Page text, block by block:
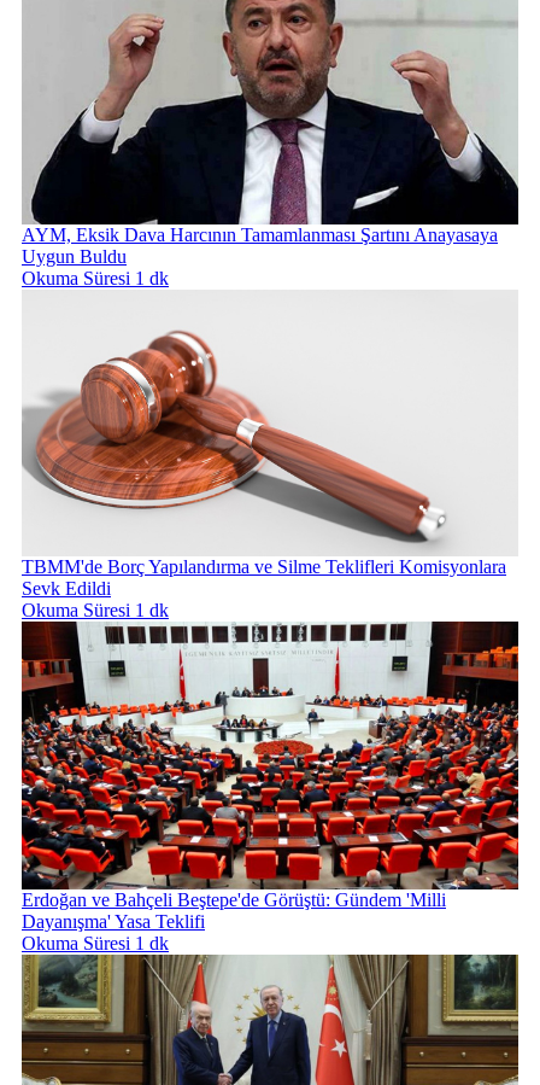
AYM, Eksik Dava Harcının Tamamlanması Şartını Anayasaya
Uygun Buldu
Okuma Süresi 1 dk
TBMM'de Borç Yapılandırma ve Silme Teklifleri Komisyonlara
Sevk Edildi
Okuma Süresi 1 dk
Erdoğan ve Bahçeli Beştepe'de Görüştü: Gündem 'Milli
Dayanışma' Yasa Teklifi
Okuma Süresi 1 dk